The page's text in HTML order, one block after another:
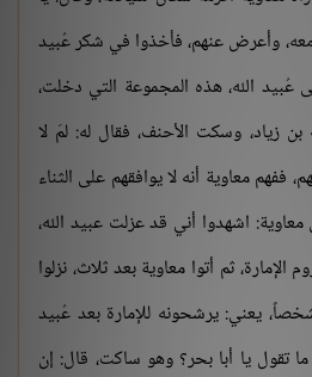
معه، وأعرض عنهم، فأخذوا في شكر عُبيد
عُبيد الله، هذه المجموعة التي دخلت،
زياد، وسكت الأحنف، فقال له: لمَ لا
ففهم معاوية أنه لا يوافقهم على الثناء
معاوية: اشهدوا أني قد عزلت عبيد الله،
ثم أتوا معاوية بعد ثلاث، نزلوا
يعني: يرشحونه للإمارة بعد عُبيد
ما تقول يا أبا بحر؟ وهو ساكت، قال: إن